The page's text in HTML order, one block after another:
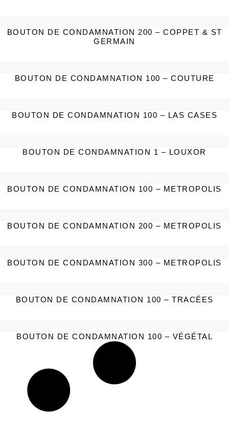
BOUTON DE CONDAMNATION 200 – COPPET & ST
GERMAIN
BOUTON DE CONDAMNATION 100 – COUTURE
BOUTON DE CONDAMNATION 100 – LAS CASES
BOUTON DE CONDAMNATION 1 – LOUXOR
BOUTON DE CONDAMNATION 100 – METROPOLIS
BOUTON DE CONDAMNATION 200 – METROPOLIS
BOUTON DE CONDAMNATION 300 – METROPOLIS
BOUTON DE CONDAMNATION 100 – TRACÉES
BOUTON DE CONDAMNATION 100 – VÉGÉTAL